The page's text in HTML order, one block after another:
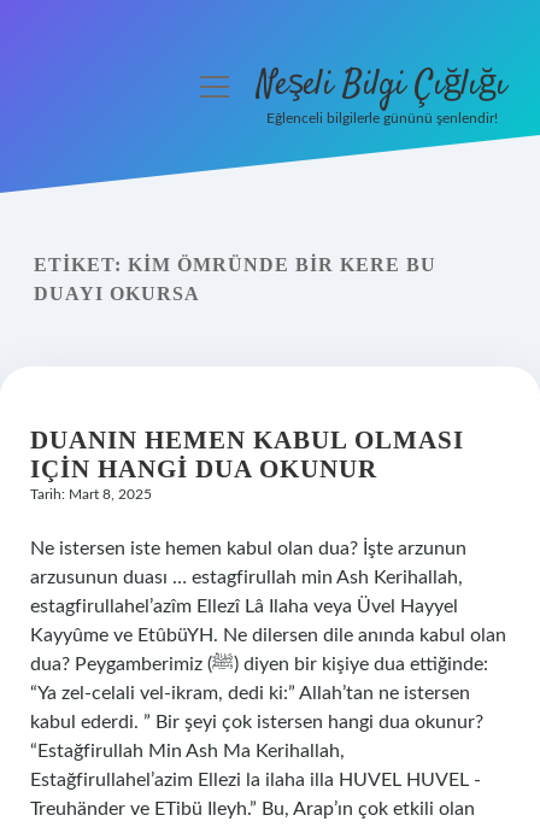
Yasal Uyarı
menüyüNeşeli Bilgi Çığlığı
Eğlenceli bilgilerle gününü şenlendir!
ETIKET: KIM ÖMRÜNDE BIR KERE BU
DUAYI OKURSA
DUANIN HEMEN KABUL OLMASI
IÇIN HANGI DUA OKUNUR
Tarih: Mart 8, 2025
Ne istersen iste hemen kabul olan dua? İşte arzunun
arzusunun duası … estagfirullah min Ash Kerihallah,
estagfirullahel’azîm Ellezî Lâ Ilaha veya Üvel Hayyel
Kayyûme ve EtûbüYH. Ne dilersen dile anında kabul olan
dua? Peygamberimiz (ﷺ) diyen bir kişiye dua ettiğinde:
“Ya zel-celali vel-ikram, dedi ki:” Allah’tan ne istersen
kabul ederdi. ” Bir şeyi çok istersen hangi dua okunur?
“Estağfirullah Min Ash Ma Kerihallah,
Estağfirullahel’azim Ellezi la ilaha illa HUVEL HUVEL -
Treuhänder ve ETibü Ileyh.” Bu, Arap’ın çok etkili olan